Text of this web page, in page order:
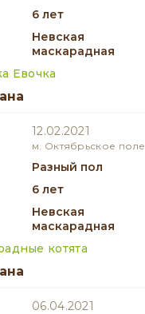
6 лет
Невская
маскарадная
Евочка
12.02.2021
м. Октябрьское поле
разный пол
6 лет
Невская
маскарадная
котята
06.04.2021